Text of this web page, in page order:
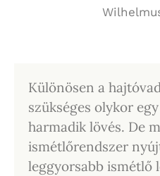
Különösen a
szükséges olykor
harmadik lövés. De
ismétlőrendszer
leggyorsabb ismétlő